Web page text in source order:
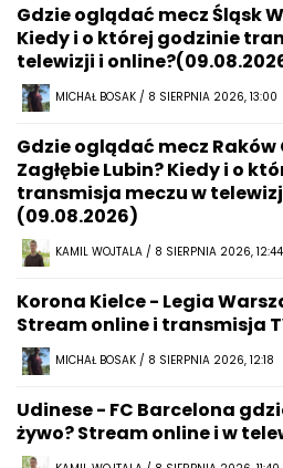
Gdzie oglądać mecz Śląsk
Kiedy i o której godzinie
telewizji i
MICHAŁ BOSAK / 8 SIERPNIA 2026, 13:00
Gdzie oglądać mecz
Zagłębie Lubin? Kiedy i o
transmisja meczu w
(09.08.2026)
KAMIL WOJTALA / 8 SIERPNIA 2026, 12:44
Korona Kielce - Legia
Stream online i transmisja
MICHAŁ BOSAK / 8 SIERPNIA 2026, 12:18
Udinese - FC Barcelona
żywo? Stream online i w